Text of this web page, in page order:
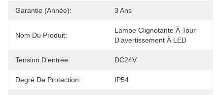
Garantie (année): 3 Ans
Nom Du Produit:
Lampe Clignotante À Tour
D'avertissement À LED
Tension D'entrée: DC24V
Degré De Protection: IP54